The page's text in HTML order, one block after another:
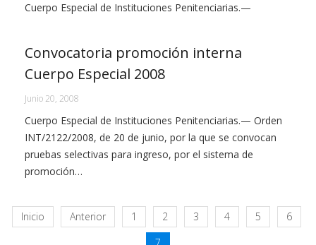
Cuerpo Especial de Instituciones Penitenciarias.—
Convocatoria promoción interna
Cuerpo Especial 2008
Junio 20, 2008
Cuerpo Especial de Instituciones Penitenciarias.— Orden
INT/2122/2008, de 20 de junio, por la que se convocan
pruebas selectivas para ingreso, por el sistema de
promoción…
Inicio Anterior 1 2 3 4 5
6